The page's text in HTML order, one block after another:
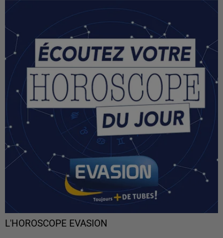
L'HOROSCOPE EVASION